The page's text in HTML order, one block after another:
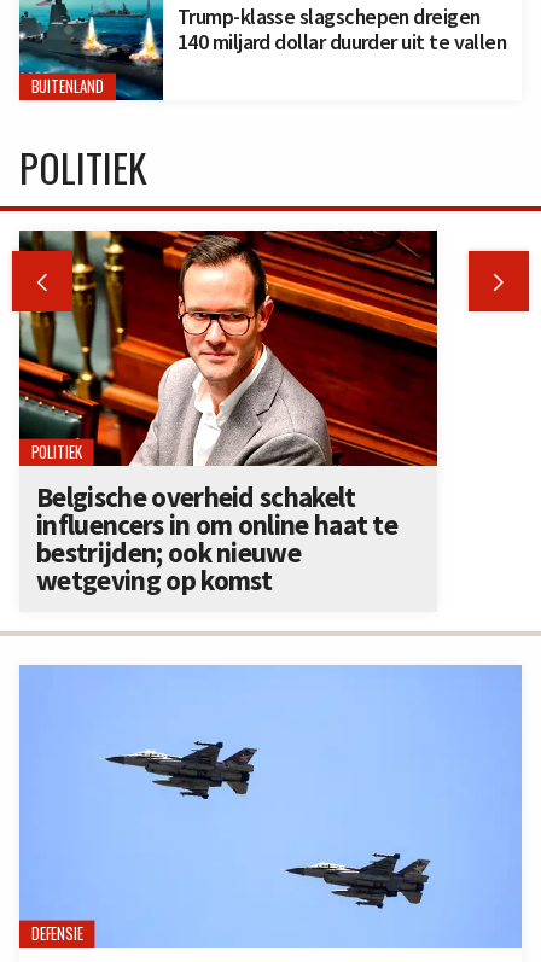
BUITENLAND
Trump-klasse slagschepen dreigen
140 miljard dollar duurder uit te vallen
DEFENSIE
POLITIEK
 
POLITIEK
Belgische overheid schakelt
influencers in om online haat te
bestrijden; ook nieuwe
wetgeving op komst